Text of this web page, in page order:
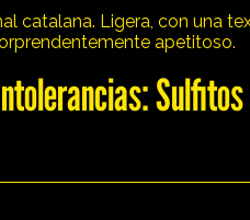
catalana. Ligera, con una
apetitoso.
Sulfitos